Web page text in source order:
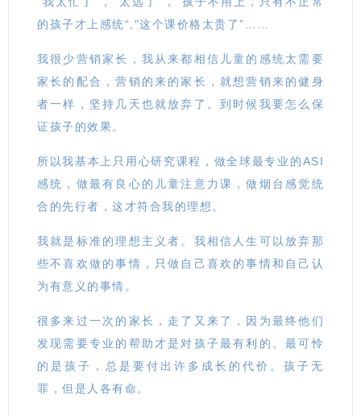
的孩子才上感统“,"这个课价格太贵了”……
我很少营销家长，我从来都相信儿童的感统太需要
家长的配合，营销的来的家长，就想营销来的健身
者一样，坚持几天也就放弃了。到时候我要怎么保
证孩子的效果。
所以我基本上只用心研究课程，做全球最专业的ASI
感统，做最有良心的儿童注意力课，做烟台感觉统
合的先行者，这才符合我的理想。
我就是标准的理想主义者。我相信人生可以放弃那
些不喜欢做的事情，只做自己喜欢的事情和自己认
为有意义的事情。
很多来过一次的家长，走了又来了，因为最终他们
发现需要专业的帮助才是对孩子最有利的。最可怜
的是孩子，总是要付出许多成长的代价。孩子无
罪，但是人各有命。